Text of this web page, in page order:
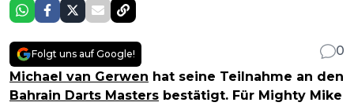
Folgt uns auf Google!
0
Michael van Gerwen hat seine Teilnahme an den
Bahrain Darts Masters bestätigt. Für Mighty Mike